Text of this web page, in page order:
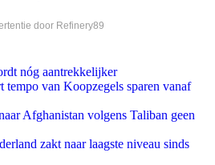
door Refinery89
nóg aantrekkelijker
tempo van Koopzegels sparen vanaf
Afghanistan volgens Taliban geen
zakt naar laagste niveau sinds